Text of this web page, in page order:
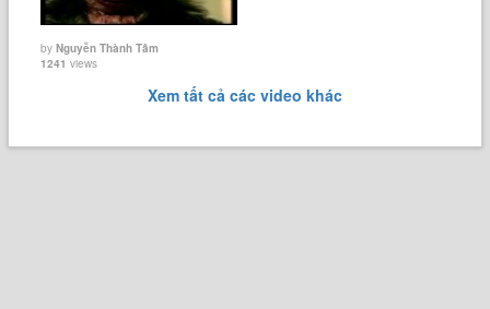
byNguyễn Thành Tâm
1241 views
Xem tất cả các video khác